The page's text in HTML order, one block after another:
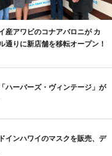
産アワビのコナアバロニが カ
通りに新店舗を移転オープン！
ハーバーズ・ヴィンテージ」が
インハワイのマスクを販売、デ